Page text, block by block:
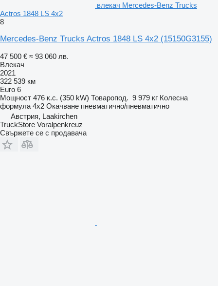
влекач Mercedes-Benz Trucks
Actros 1848 LS 4x2
8
Mercedes-Benz Trucks Actros 1848 LS 4x2 (15150G3155)
47 500 € ≈ 93 060 лв.
Влекач
2021
322 539 км
Euro 6
Мощност 476 к.с. (350 kW) Товаропод. 9 979 кг Колесна
формула 4x2 Окачване пневматично/пневматично
Австрия, Laakirchen
TruckStore Voralpenkreuz
Свържете се с продавача